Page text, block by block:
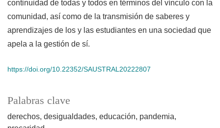
Palabras clave
derechos desigualdades educación pandemia
continuidad de todas y todos en términos del vínculo con la
comunidad, así como de la transmisión de saberes y
aprendizajes de los y las estudiantes en una sociedad que
apela a la gestión de sí.
https://doi.org/10.22352/SAUSTRAL20222807